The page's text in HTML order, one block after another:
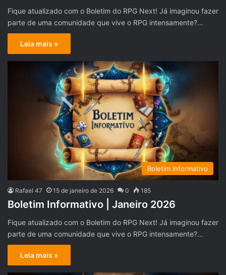
Fique atualizado com o Boletim do RPG Next! Já imaginou fazer
parte de uma comunidade que vive o RPG intensamente?…
Leia mais »
Boletim Informativo
Rafael 47 15 de janeiro de 2026 0 185
Boletim Informativo | Janeiro 2026
Fique atualizado com o Boletim do RPG Next! Já imaginou fazer
parte de uma comunidade que vive o RPG intensamente?…
Leia mais »